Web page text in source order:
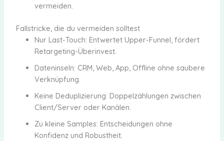
vermeiden.
Fallstricke, die du vermeiden solltest
Nur Last-Touch: Entwertet Upper-Funnel, fördert
Retargeting-Überinvest.
Dateninseln: CRM, Web, App, Offline ohne saubere
Verknüpfung.
Keine Deduplizierung: Doppelzählungen zwischen
Client/Server oder Kanälen.
Zu kleine Samples: Entscheidungen ohne
Konfidenz und Robustheit.